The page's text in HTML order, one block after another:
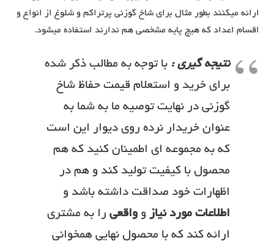
ارائه میکنند بطور مثال برای شاخ گوزنی پرتراکم و شلوغ از انواع و
اقسام اعداد که هیچ پایه مشخصی هم ندارند استفاده میشود.
نتیجه گیری : با توجه به مطالب ذکر شده
برای خرید و استعلام قیمت حفاظ شاخ
گوزنی در نهایت توصیه ما به شما به
عنوان خریدار نرده روی دیوار این است
که به مجموعه ای اطمینان کنید که هم
محصول با کیفیت تولید کند و هم در
اظهارات خود صداقت داشته باشد و
اطلاعات مورد نیاز و واقعی را به مشتری
ارائه کند که با محصول نهایی همخوانی